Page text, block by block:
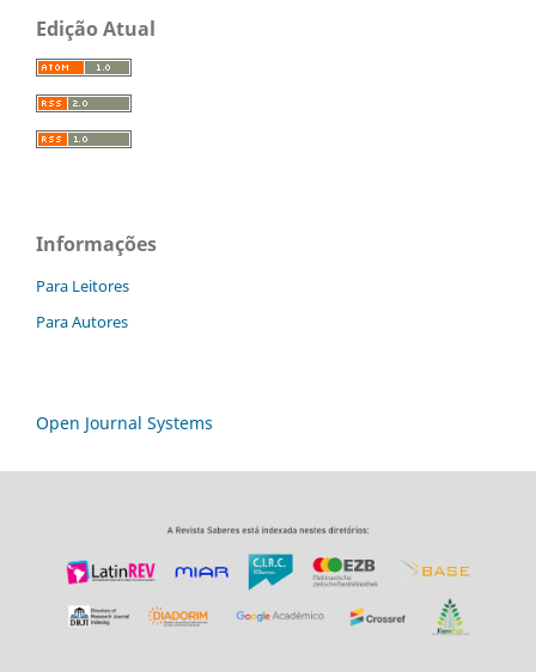
Edição Atual
Informações
Para Leitores
Para Autores
Open Journal Systems